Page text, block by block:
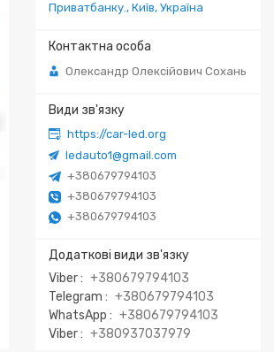
Приватбанку., Київ, Україна
Олександр Олексійович Сохань
https://car-led.org
ledauto1@gmail.com
+380679794103
+380679794103
+380679794103
Viber
+380679794103
Telegram
+380679794103
WhatsApp
+380679794103
Viber
+380937037979